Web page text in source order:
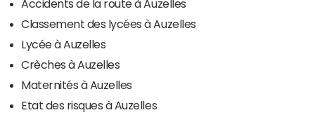
Accidents de la route à Auzelles
Classement des lycées à Auzelles
Lycée à Auzelles
Crèches à Auzelles
Maternités à Auzelles
Etat des risques à Auzelles